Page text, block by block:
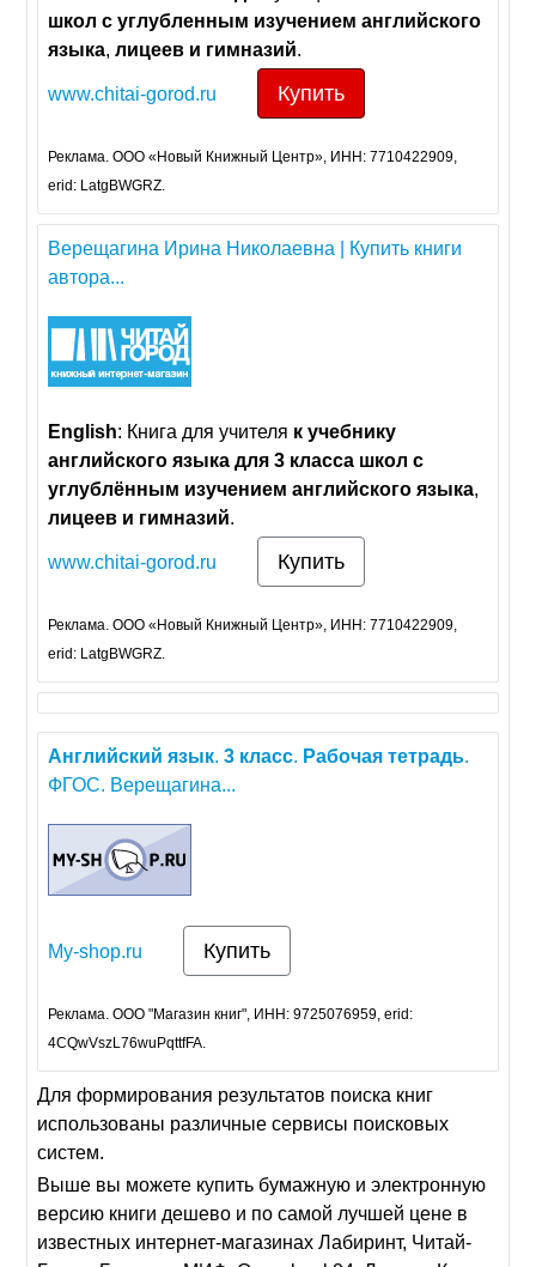
школ с углубленным изучением английского
языка,лицеев и гимназий.
www.chitai-gorod.ru Купить
Реклама. ООО «Новый Книжный Центр», ИНН: 7710422909,
erid: LatgBWGRZ.
Верещагина Ирина Николаевна | Купить книги
автора...
English: Книга для учителя к учебнику
английского языка для 3 класса школ с
углублённым изучением английского языка,
лицеев и гимназий.
www.chitai-gorod.ru Купить
Реклама. ООО «Новый Книжный Центр», ИНН: 7710422909,
erid: LatgBWGRZ.
Английский язык.3 класс. Рабочая тетрадь.
ФГОС. Верещагина...
My-shop.ru Купить
Реклама. ООО "Магазин книг", ИНН: 9725076959, erid:
4CQwVszL76wuPqttfFA.
Для формирования результатов поиска книг
использованы различные сервисы поисковых
систем.
Выше вы можете купить бумажную и электронную
версию книги дешево и по самой лучшей цене в
известных интернет-магазинах Лабиринт, Читай-